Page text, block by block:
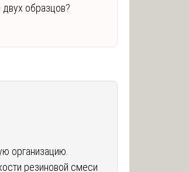
образцов?
организацию.
резиновой смеси